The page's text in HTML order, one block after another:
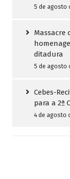
5 de agosto
Massacre
ditadura
5 de agosto
Cebes-
para a 2ª
4 de agosto